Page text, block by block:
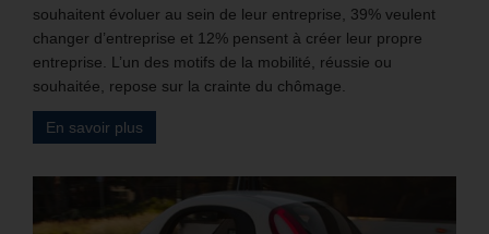
souhaitent évoluer au sein de leur entreprise, 39% veulent
changer d’entreprise et 12% pensent à créer leur propre
entreprise. L’un des motifs de la mobilité, réussie ou
souhaitée, repose sur la crainte du chômage.
En savoir plus